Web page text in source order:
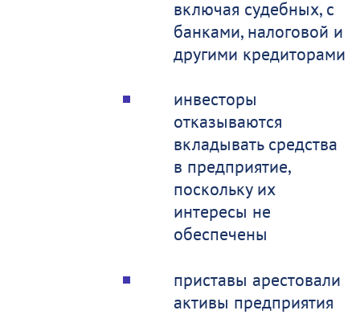
включая судебных, с
банками, налоговой и
другими кредиторами
инвесторы
отказываются
вкладывать средства
в предприятие,
поскольку их
интересы не
обеспечены
приставы арестовали
активы предприятия